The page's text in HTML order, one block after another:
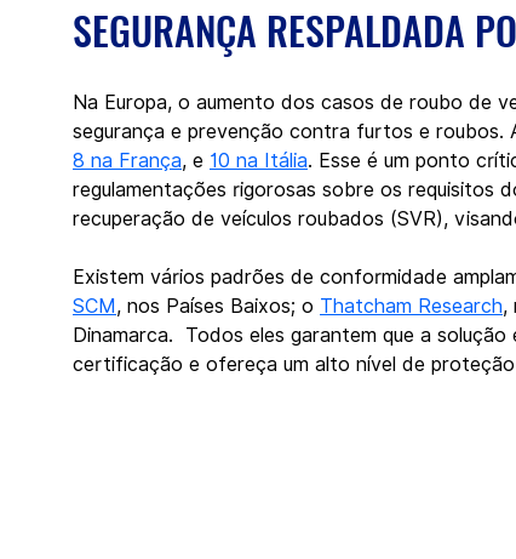
SEGURANÇA RESPALDADA
Na Europa, o aumento dos casos de roubo de
segurança e prevenção contra furtos e roubos.
8 na França, e 10 na Itália. Esse é um ponto
regulamentações rigorosas sobre os requisitos
recuperação de veículos roubados (SVR),
Existem vários padrões de conformidade
SCM , nos Países Baixos; o Thatcham Research,
Dinamarca.  Todos eles garantem que a
certificação e ofereça um alto nível de proteção